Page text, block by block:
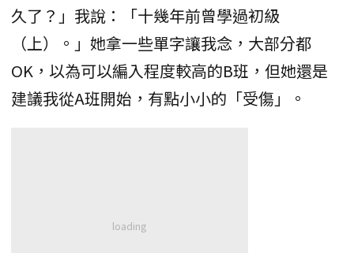
久了？」我說：「十幾年前曾學過初級
（上）。」她拿一些單字讓我念，大部分都
OK，以為可以編入程度較高的B班，但她還是
建議我從A班開始，有點小小的「受傷」。